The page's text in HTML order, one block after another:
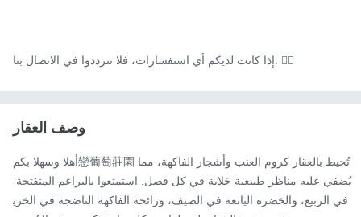
إذا كانت لديكم أي استفسارات، فلا تترددوا في الاتصال بنا. 🙋‍♀️
وصف العقار
أهلا وسهلا بكم戀葡萄莊園تُحيط بالعقار كروم العنب وأشجار الفاكهة، مما
في الربيع، والخضرة اليانعة في الصيف، ورائحة الفاكهة الناضجة في الخري